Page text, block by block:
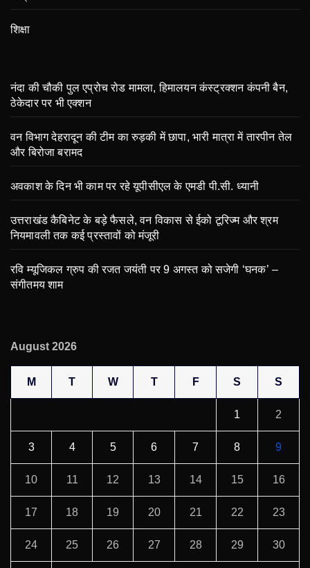
शिक्षा
नंदा की चौकी पुल एप्रोच रोड मामला, हिमालयन कंस्ट्रक्शन कंपनी बैन,
ठेकेदार पर भी एक्शन
वन विभाग देहरादून की टीम का रुड़की में छापा, भारी मात्रा में तारपीन तेल
और बिरोजा बरामद
अवकाश के दिन भी काम पर रहे यूपीसीएल के एमडी पी.सी. ध्यानी
उत्तराखंड कैबिनेट के बड़े फैसले, वन विकास से ईको टूरिज्म और श्रम
नियमावली तक कई प्रस्तावों को मंजूरी
रवि म्यूजिकल ग्रुप की रजत जयंती पर 9 अगस्त को सजेगी ‘घनक’ –
संगीतमय शाम
August 2026
M T W T F S S
1 2
3 4 5 6 7 8 9
10 11 12 13 14 15 16
17 18 19 20 21 22 23
24 25 26 27 28 29 30